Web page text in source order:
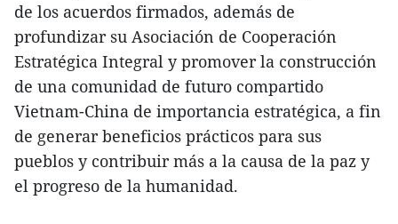
de los acuerdos firmados, además de
profundizar su Asociación de Cooperación
Estratégica Integral y promover la construcción
de una comunidad de futuro compartido
Vietnam-China de importancia estratégica, a fin
de generar beneficios prácticos para sus
pueblos y contribuir más a la causa de la paz y
el progreso de la humanidad.